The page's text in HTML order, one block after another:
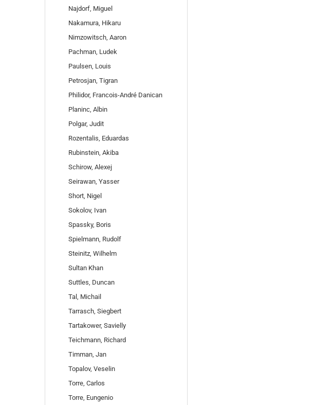
Najdorf, Miguel
Nakamura, Hikaru
Nimzowitsch, Aaron
Pachman, Ludek
Paulsen, Louis
Petrosjan, Tigran
Philidor, Francois-André Danican
Planinc, Albin
Polgar, Judit
Rozentalis, Eduardas
Rubinstein, Akiba
Schirow, Alexej
Seirawan, Yasser
Short, Nigel
Sokolov, Ivan
Spassky, Boris
Spielmann, Rudolf
Steinitz, Wilhelm
Sultan Khan
Suttles, Duncan
Tal, Michail
Tarrasch, Siegbert
Tartakower, Savielly
Teichmann, Richard
Timman, Jan
Topalov, Veselin
Torre, Carlos
Torre, Eungenio